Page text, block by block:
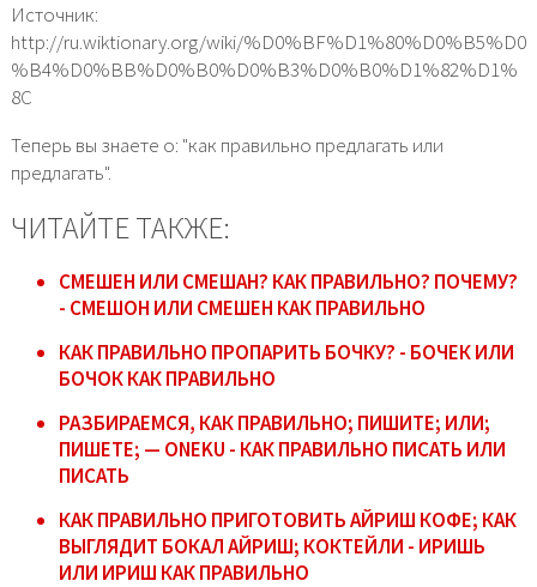
Источник:
http://ru.wiktionary.org/wiki/%D0%BF%D1%80%D0%B5%D0
%B4%D0%BB%D0%B0%D0%B3%D0%B0%D1%82%D1%
8C
Теперь вы знаете о: "как правильно предлагать или
предлагать".
ЧИТАЙТЕ ТАКЖЕ:
СМЕШЕН ИЛИ СМЕШАН? КАК ПРАВИЛЬНО? ПОЧЕМУ?
- СМЕШОН ИЛИ СМЕШЕН КАК ПРАВИЛЬНО
КАК ПРАВИЛЬНО ПРОПАРИТЬ БОЧКУ? - БОЧЕК ИЛИ
БОЧОК КАК ПРАВИЛЬНО
РАЗБИРАЕМСЯ, КАК ПРАВИЛЬНО; ПИШИТЕ; ИЛИ;
ПИШЕТЕ; — ONEKU - КАК ПРАВИЛЬНО ПИСАТЬ ИЛИ
ПИСАТЬ
КАК ПРАВИЛЬНО ПРИГОТОВИТЬ АЙРИШ КОФЕ; КАК
ВЫГЛЯДИТ БОКАЛ АЙРИШ; КОКТЕЙЛИ - ИРИШЬ
ИЛИ ИРИШ КАК ПРАВИЛЬНО